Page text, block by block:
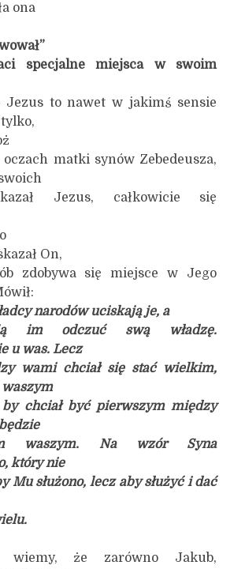
ona
specjalne miejsca w swoim
to nawet w jakimś sensie
tylko,
matki synów Zebedeusza,
Jezus, całkowicie się
On,
zdobywa się miejsce w Jego
narodów uciskają je, a
im odczuć swą władzę.
u was. Lecz
wami chciał się stać wielkim,
by chciał być pierwszym między
waszym. Na wzór Syna
który nie
Mu służono, lecz aby służyć i dać
wiemy, że zarówno Jakub,